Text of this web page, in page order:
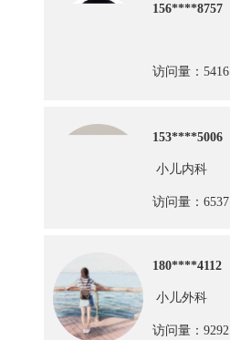
156****8757
访问量：5416
153****5006
小儿内科
访问量：6537
180****4112
小儿外科
访问量：9292